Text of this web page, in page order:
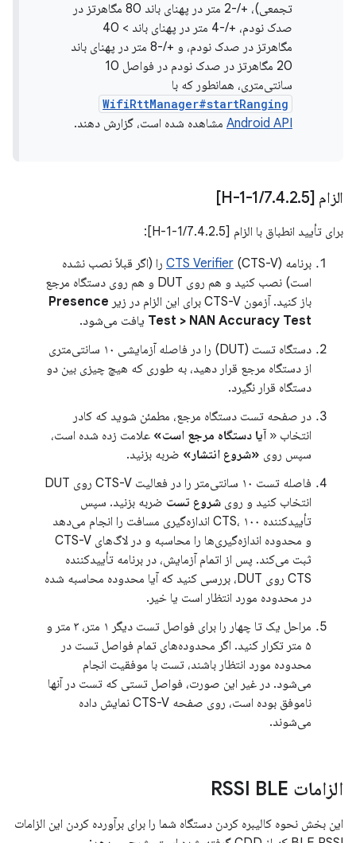
تجمعی)، +/-2 متر در پهنای باند 80 مگاهرتز در
صدک نودم، +/-4 متر در پهنای باند > 40
مگاهرتز در صدک نودم، و +/-8 متر در پهنای باند
20 مگاهرتز در صدک نودم در فواصل 10
سانتی‌متری، همانطور که با
WifiRttManager#startRanging
Android API مشاهده شده است، گزارش دهند.
الزام [7 .4.2.5
/
H-1-1]
برای تأیید انطباق با الزام [7.4.2.5/H-1-1]:
برنامه
CTS Verifier (CTS-V) را (اگر قبلاً نصب نشده
است) نصب کنید و هم روی DUT و هم روی دستگاه مرجع
باز کنید. آزمون CTS-V برای این الزام در زیر
Presence
Test > NAN Accuracy Test یافت می‌شود.
دستگاه تست (DUT) را در فاصله آزمایشی ۱۰ سانتی‌متری
از دستگاه مرجع قرار دهید، به طوری که هیچ چیزی بین دو
دستگاه قرار نگیرد.
در صفحه تست دستگاه مرجع، مطمئن شوید که کادر
انتخاب « آیا دستگاه مرجع است» علامت زده شده است،
سپس روی «شروع انتشار» ضربه بزنید.
فاصله تست ۱۰ سانتی‌متر را در فعالیت CTS-V روی DUT
انتخاب کنید و روی شروع تست ضربه بزنید. سپس
تأییدکننده CTS، ۱۰۰ اندازه‌گیری مسافت را انجام می‌دهد
و محدوده اندازه‌گیری‌ها را محاسبه و در لاگ‌های CTS-V
ثبت می‌کند. پس از اتمام آزمایش، در برنامه تأییدکننده
CTS روی DUT، بررسی کنید که آیا محدوده محاسبه شده
در محدوده مورد انتظار است یا خیر.
مراحل یک تا چهار را برای فواصل تست دیگر ۱ متر، ۳ متر و
۵ متر تکرار کنید. اگر محدوده‌های تمام فواصل تست در
محدوده مورد انتظار باشند، تست با موفقیت انجام
می‌شود. در غیر این صورت، فواصل تستی که تست در آنها
ناموفق بوده است، روی صفحه CTS-V نمایش داده
می‌شوند.
الزامات RSSI BLE
این بخش نحوه کالیبره کردن دستگاه شما را برای برآورده کردن این الزامات